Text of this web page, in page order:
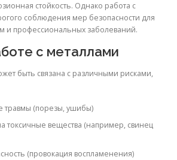
стойкость. Однако работа с
соблюдения мер безопасности для
и профессиональных заболеваний.
с металлами
быть связана с различными рисками,
травмы (порезы, ушибы)
токсичные вещества (например, свинец
(провокация воспламенения)